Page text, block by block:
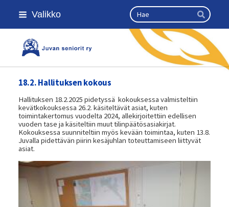
Siirry
sivun
Valikko Haku
Hae
Kansallinen senioriliitto
18.2. Hallituksen kokous
Hallituksen 18.2.2025 pidetyssä kokouksessa valmisteltiin
kevätkokouksessa 26.2. käsiteltävät asiat, kuten
toimintakertomus vuodelta 2024, allekirjoitettiin edellisen
vuoden tase ja käsiteltiin muut tilinpäätösasiakirjat.
Kokouksessa suunniteltiin myös kevään toimintaa, kuten 13.8.
Juvalla pidettävän piirin kesäjuhlan toteuttamiseen liittyvät
asiat.